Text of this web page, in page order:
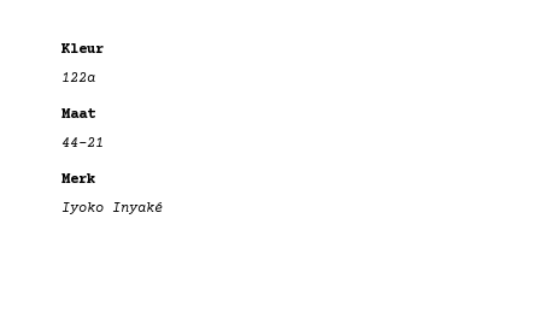
Kleur
122a
Maat
44-21
Merk
Iyoko Inyaké